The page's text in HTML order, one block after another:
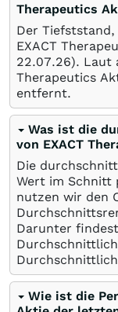
Therapeutics
Der
EXACT
22.07.26). Laut
Therapeutics
entfernt.
Was ist die
von EXACT
Die
Wert im Schnitt
nutzen wir den
Darunter
Wie ist die